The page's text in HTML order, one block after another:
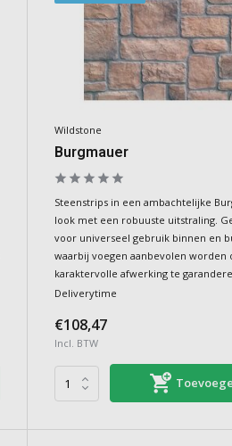
Wildstone
Burgmauer
Steenstrips in een ambachtelijke
look met een robuuste uitstraling.
voor universeel gebruik binnen en
waarbij voegen aanbevolen worden
karaktervolle afwerking te
Deliverytime
€108,47
Incl. BTW